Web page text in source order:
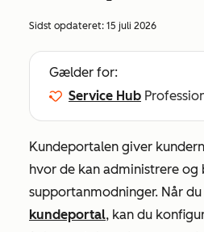
Sidst opdateret: 15 juli 2026
Gælder for:
Service Hub
Kundeportalen giver
hvor de kan administrere og
supportanmodninger. Når du
kundeportal, kan du